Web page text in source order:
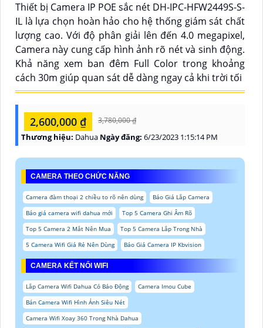
Thiết bị Camera IP POE sắc nét DH-IPC-HFW2449S-S-
IL là lựa chọn hoàn hảo cho hệ thống giám sát chất
lượng cao. Với độ phân giải lên đến 4.0 megapixel,
Camera này cung cấp hình ảnh rõ nét và sinh động.
Khả năng xem ban đêm Full Color trong khoảng
cách 30m giúp quan sát dễ dàng ngay cả khi trời tối
2,600,000 ₫ 3,780,000 ₫
Thương hiệu: Dahua Ngày đăng: 6/23/2023 1:15:14 PM
CAMERA THEO CHỨC NĂNG
Camera đàm thoại 2 chiều to rõ nên dùng
Báo Giá Lắp Camera
Báo giá camera wifi dahua mới
Top 5 Camera Ghi Âm Rõ
Top 5 Camera 2 Mắt Nên Mua
Top 5 Camera Lắp Trong Nhà
5 Camera Wifi Giá Rẻ Nên Dùng
Báo Giá Camera IP Kbvision
CAMERA KẾT NỐI WIFI
Lắp Camera Wifi Dahua Có Báo Động
Camera Imou Cube
Bán Camera Wifi Hình Ảnh Siêu Nét
Camera Wifi Xoay 360 Trong Nhà Dahua